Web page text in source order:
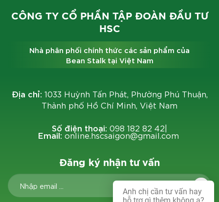
CÔNG TY CỔ PHẦN TẬP ĐOÀN ĐẦU TƯ
HSC
Nhà phân phối chính thức các sản phẩm của
Bean Stalk tại Việt Nam
Địa chỉ: 1033 Huỳnh Tấn Phát, Phường Phú Thuận,
Thành phố Hồ Chí Minh, Việt Nam
Số điện thoại: 098 182 82 42|
Email: online.hscsaigon@gmail.com
Đăng ký nhận tư vấn
Anh chị cần tư vấn hay